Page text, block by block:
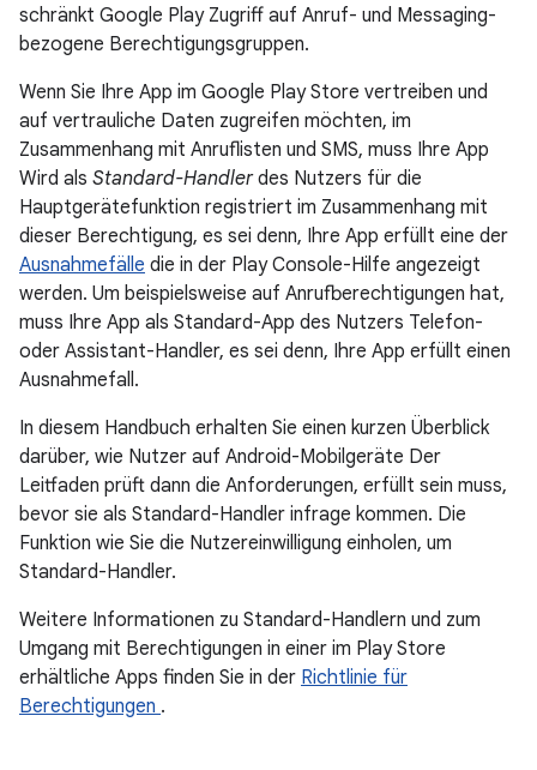
schränkt Google Play Zugriff auf Anruf- und Messaging-
bezogene Berechtigungsgruppen.
Wenn Sie Ihre App im Google Play Store vertreiben und
auf vertrauliche Daten zugreifen möchten, im
Zusammenhang mit Anruflisten und SMS, muss Ihre App
Wird als Standard-Handlerdes Nutzers für die
Hauptgerätefunktion registriert im Zusammenhang mit
dieser Berechtigung, es sei denn, Ihre App erfüllt eine der
Ausnahmefälle die in der Play Console-Hilfe angezeigt
werden. Um beispielsweise auf Anrufberechtigungen hat,
muss Ihre App als Standard-App des Nutzers Telefon-
oder Assistant-Handler, es sei denn, Ihre App erfüllt einen
Ausnahmefall.
In diesem Handbuch erhalten Sie einen kurzen Überblick
darüber, wie Nutzer auf Android-Mobilgeräte Der
Leitfaden prüft dann die Anforderungen, erfüllt sein muss,
bevor sie als Standard-Handler infrage kommen. Die
Funktion wie Sie die Nutzereinwilligung einholen, um
Standard-Handler.
Weitere Informationen zu Standard-Handlern und zum
Umgang mit Berechtigungen in einer im Play Store
erhältliche Apps finden Sie in der Richtlinie für
Berechtigungen .